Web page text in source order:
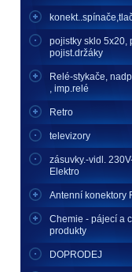
pojistky sklo 5x20,
pojist.držáky
Relé-stykače,
, imp.relé
Retro
televizory
zásuvky.-vidl.
Elektro
Antenní konektory
Chemie - pájecí a
produkty
DOPRODEJ